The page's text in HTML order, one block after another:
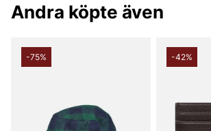
Andra köpte även
-75% -42%